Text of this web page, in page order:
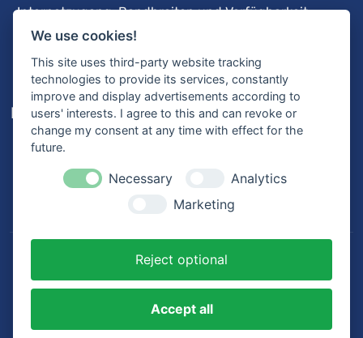
Internetzugang: Bandbreiten und Verfügbarkeit
3CX-Videoanleitungen
Karriere
Offene Stellen
Ausbildung
Bewerbungsprozess
MK Netzdienste GmbH & Co. KG
vorbehalten.
Datenschutz Impressum
We use cookies!
This site uses third-party website tracking
technologies to provide its services, constantly
improve and display advertisements according to
users' interests. I agree to this and can revoke or
change my consent at any time with effect for the
future.
Necessary
Analytics
Marketing
Reject optional
Accept all